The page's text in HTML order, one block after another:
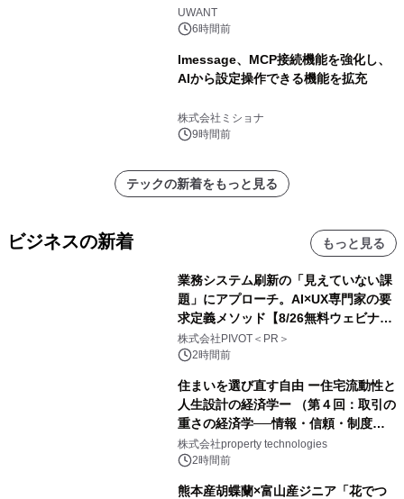
UWANT
6時間前
lmessage、MCP接続機能を強化し、
AIから設定操作できる機能を拡充
株式会社ミショナ
9時間前
テックの新着をもっと見る
ビジネスの新着 もっと見る
業務システム刷新の「見えていない課
題」にアプローチ。AI×UX専門家の要
求定義メソッド【8/26無料ウェビナ
ー】株式会社PIVOT
株式会社PIVOT＜PR＞
2時間前
住まいを選び直す自由 ー住宅流動性と
人生設計の経済学ー （第４回：取引の
重さの経済学──情報・信頼・制度を
PropTechはどう組み替えるか）｜
PropTech-Lab
株式会社property technologies
2時間前
熊本産胡蝶蘭×富山産ジニア「花でつ